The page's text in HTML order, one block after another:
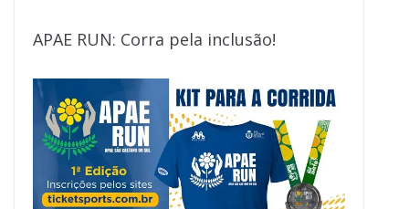
APAE RUN: Corra pela inclusão!